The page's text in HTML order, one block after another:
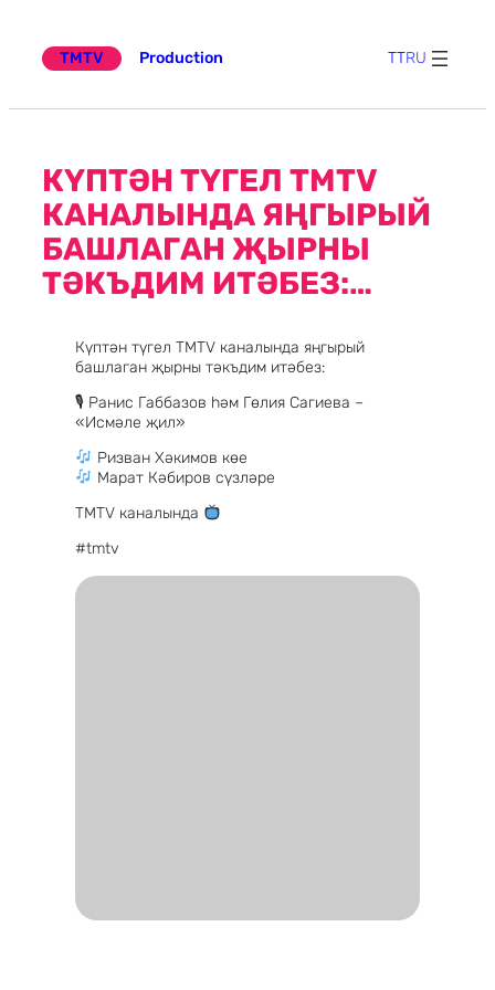
TMTV
Production TTRU
КҮПТӘН ТҮГЕЛ TMTV
КАНАЛЫНДА ЯҢГЫРЫЙ
БАШЛАГАН ҖЫРНЫ
ТӘКЪДИМ ИТӘБЕЗ:…
Күптән түгел TMTV каналында яңгырый
башлаган җырны тәкъдим итәбез:
🎙 Ранис Габбазов һәм Гөлия Сагиева –
«Исмәле җил»
Ризван Хәкимов көе
Марат Кәбиров сүзләре
TMTV каналында
#tmtv